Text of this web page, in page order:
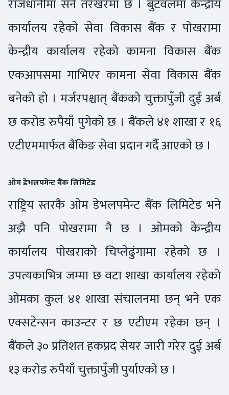
राजधानीमा सर्ने तरखरमा छ । बुटवलमा केन्द्रीय
कार्यालय रहेको सेवा विकास बैंक र पोखरामा
केन्द्रीय कार्यालय रहेको कामना विकास बैंक
एकआपसमा गाभिएर कामना सेवा विकास बैंक
बनेको हो । मर्जरपश्चात् बैंकको चुक्तापुँजी दुई अर्ब
छ करोड रुपैयाँ पुगेको छ । बैंकले ४१ शाखा र १६
एटीएममार्फत बैंकिङ सेवा प्रदान गर्दै आएको छ ।
ओम डेभलपमेन्ट बैंक लिमिटेड
राष्ट्रिय स्तरकै ओम डेभलपमेन्ट बैंक लिमिटेड भने
अझै पनि पोखरामा नै छ । ओमको केन्द्रीय
कार्यालय पोखराको चिप्लेढुंगामा रहेको छ ।
उपत्यकाभित्र जम्मा छ वटा शाखा कार्यालय रहेको
ओमका कुल ४१ शाखा संचालनमा छन् भने एक
एक्सटेन्सन काउन्टर र छ एटीएम रहेका छन् ।
बैंकले ३० प्रतिशत हकप्रद सेयर जारी गरेर दुई अर्ब
१३ करोड रुपैयाँ चुक्तापुँजी पुर्याएको छ ।